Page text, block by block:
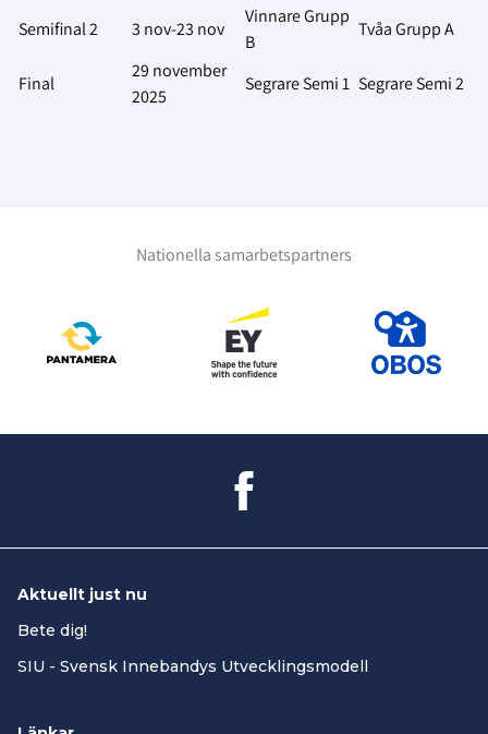
Semifinal 2 3 nov-23 nov
Vinnare Grupp
B
Tvåa Grupp A
Final
29 november
2025
Segrare Semi 1 Segrare Semi 2
Nationella samarbetspartners
Aktuellt just nu
Bete dig!
SIU - Svensk Innebandys Utvecklingsmodell